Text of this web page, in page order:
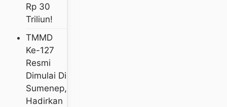
Rp 30
Triliun!
TMMD
Ke-127
Resmi
Dimulai Di
Sumenep,
Hadirkan